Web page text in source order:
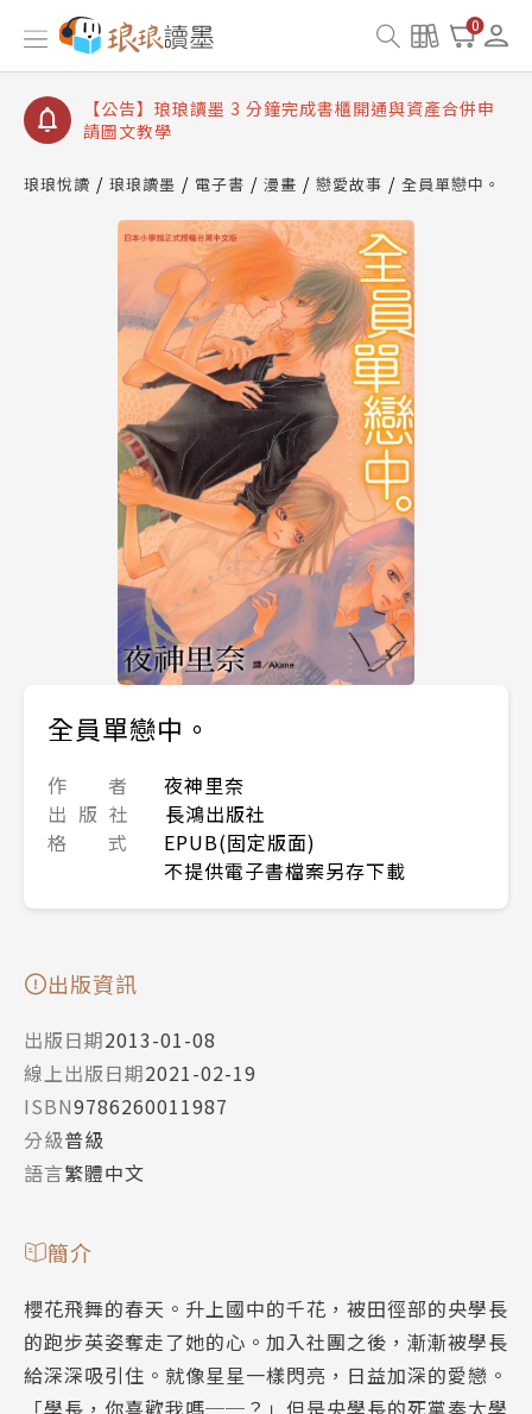
0
【公告】琅琅讀墨數位閱讀資產合併與書櫃開通申請
【公告】琅琅讀墨書櫃開通常見問題
【公告】琅琅讀墨 3 分鐘完成書櫃開通與資產合併申
請圖文教學
查詢
【公告】琅琅讀墨數位閱讀資產合併與書櫃開通申請
琅琅悅讀 琅琅讀墨 電子書 漫畫 戀愛故事 全員單戀中。
全員單戀中。
作 者
夜神里奈
出 版 社
長鴻出版社
格 式
EPUB(固定版面)
不提供電子書檔案另存下載
出版資訊
出版日期2013-01-08
線上出版日期2021-02-19
ISBN9786260011987
分級普級
語言繁體中文
簡介
櫻花飛舞的春天。升上國中的千花，被田徑部的央學長
的跑步英姿奪走了她的心。加入社團之後，漸漸被學長
給深深吸引住。就像星星一樣閃亮，日益加深的愛戀。
「學長，你喜歡我嗎──？」但是央學長的死黨奏太學